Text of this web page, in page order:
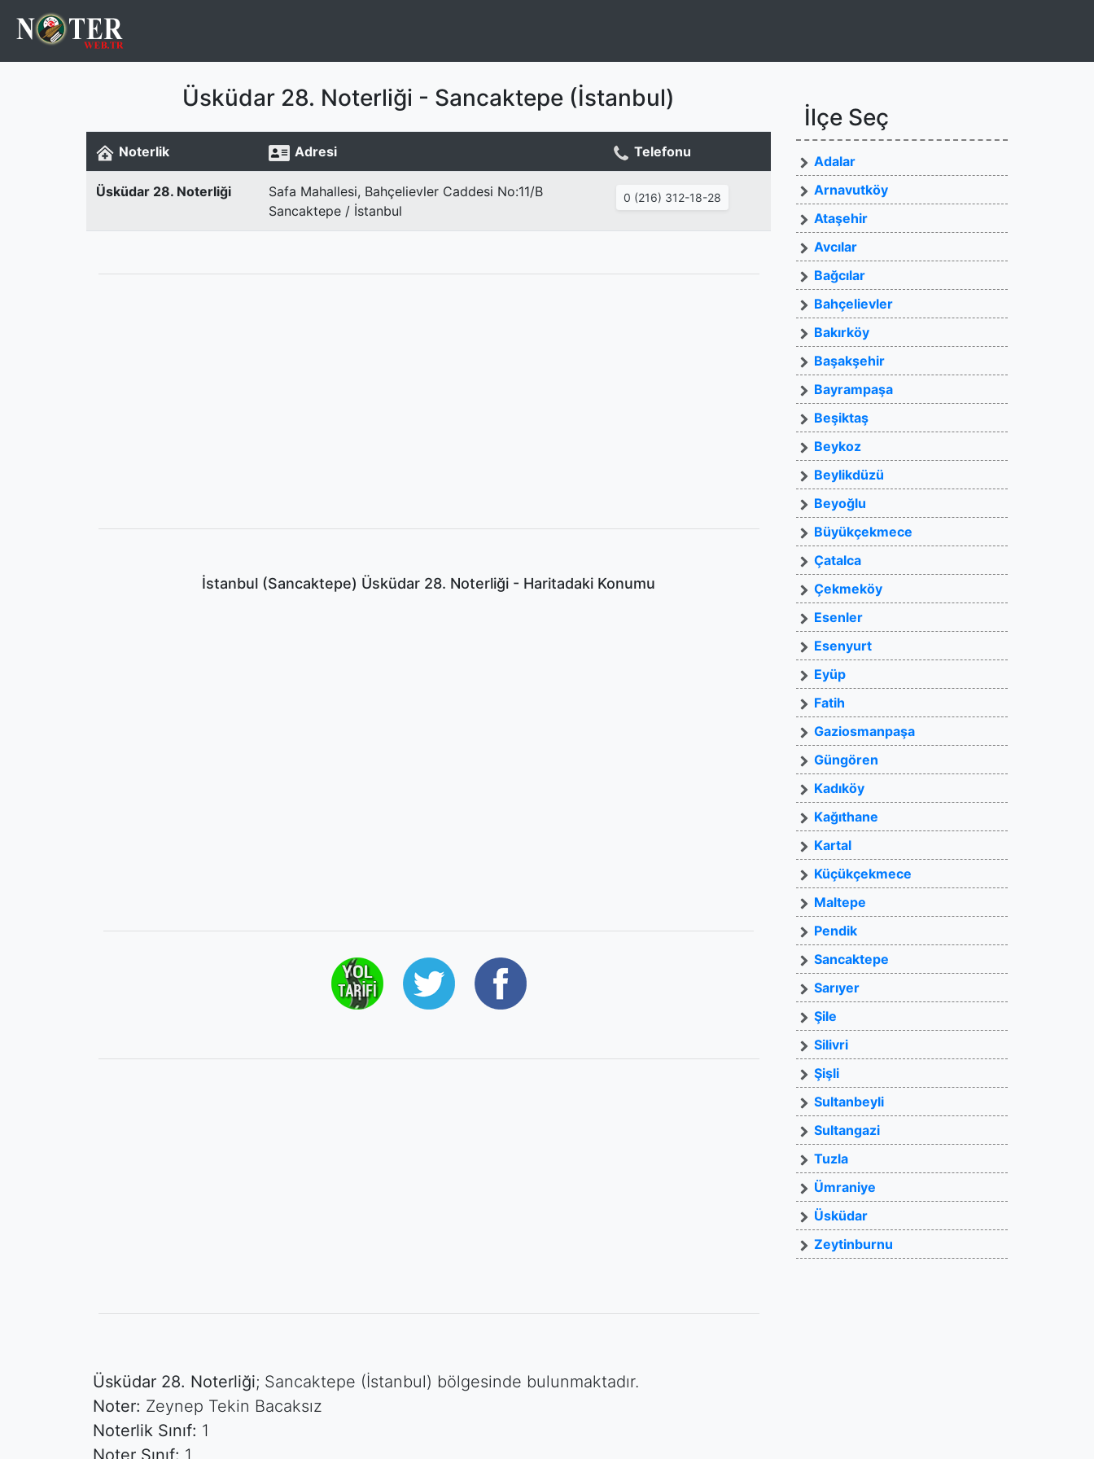
Üsküdar 28. Noterliği - Sancaktepe (İstanbul)
Noterlik Adresi Telefonu
Üsküdar 28. Noterliği
Safa Mahallesi, Bahçelievler Caddesi No:11/B
Sancaktepe / İstanbul
0 (216) 312-18-28
İstanbul (Sancaktepe) Üsküdar 28. Noterliği - Haritadaki Konumu
Üsküdar 28. Noterliği; Sancaktepe (İstanbul) bölgesinde bulunmaktadır.
Noter: Zeynep Tekin Bacaksız
Noterlik Sınıf: 1
Noter Sınıf: 1
İlçe Seç
Adalar
Arnavutköy
Ataşehir
Avcılar
Bağcılar
Bahçelievler
Bakırköy
Başakşehir
Bayrampaşa
Beşiktaş
Beykoz
Beylikdüzü
Beyoğlu
Büyükçekmece
Çatalca
Çekmeköy
Esenler
Esenyurt
Eyüp
Fatih
Gaziosmanpaşa
Güngören
Kadıköy
Kağıthane
Kartal
Küçükçekmece
Maltepe
Pendik
Sancaktepe
Sarıyer
Şile
Silivri
Şişli
Sultanbeyli
Sultangazi
Tuzla
Ümraniye
Üsküdar
Zeytinburnu